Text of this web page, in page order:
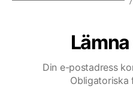
Din e-postadress
Obligatoriska